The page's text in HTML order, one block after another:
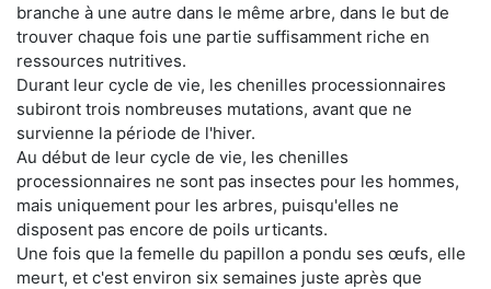
branche à une autre dans le même arbre, dans le but de
trouver chaque fois une partie suffisamment riche en
ressources nutritives.
Durant leur cycle de vie, les chenilles processionnaires
subiront trois nombreuses mutations, avant que ne
survienne la période de l'hiver.
Au début de leur cycle de vie, les chenilles
processionnaires ne sont pas insectes pour les hommes,
mais uniquement pour les arbres, puisqu'elles ne
disposent pas encore de poils urticants.
Une fois que la femelle du papillon a pondu ses œufs, elle
meurt, et c'est environ six semaines juste après que